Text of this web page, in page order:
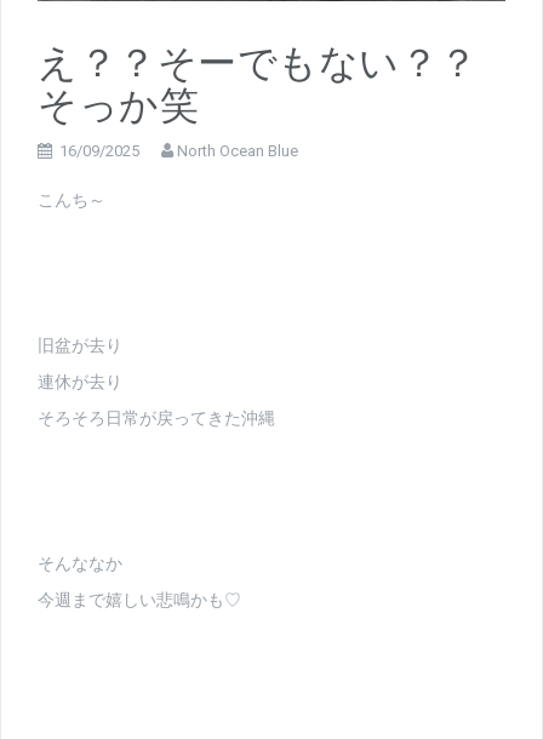
え？？そーでもない？？
そっか笑
16/09/2025 North Ocean Blue
こんち～
旧盆が去り
連休が去り
そろそろ日常が戻ってきた沖縄
そんななか
今週まで嬉しい悲鳴かも♡